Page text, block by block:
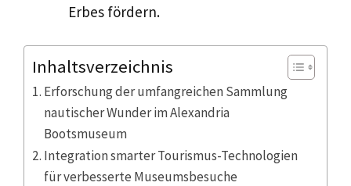
Erbes fördern.
Inhaltsverzeichnis
Erforschung der umfangreichen Sammlung
nautischer Wunder im Alexandria
Bootsmuseum
Integration smarter Tourismus-Technologien
für verbesserte Museumsbesuche